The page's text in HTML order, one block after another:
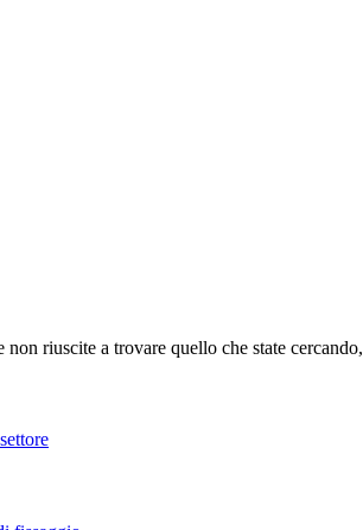
riuscite a trovare quello che state cercando,